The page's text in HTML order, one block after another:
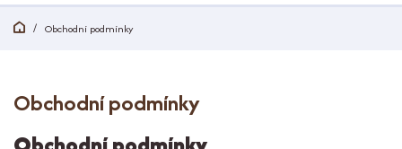
Obchodní podmínky
Obchodní podmínky